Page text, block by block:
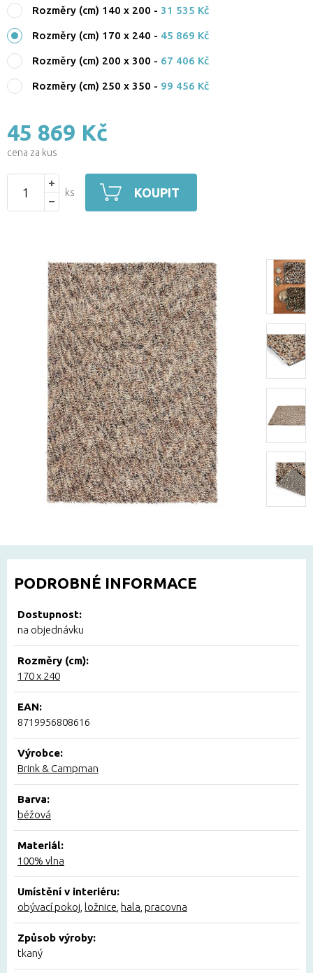
Rozměry (cm) 140 x 200 - 31 535 Kč
Rozměry (cm) 170 x 240 - 45 869 Kč
Rozměry (cm) 200 x 300 - 67 406 Kč
Rozměry (cm) 250 x 350 - 99 456 Kč
45 869 Kč
cena za kus
ks KOUPIT
PODROBNÉ INFORMACE
Dostupnost:
na objednávku
Rozměry (cm):
170 x 240
EAN:
8719956808616
Výrobce:
Brink & Campman
Barva:
béžová
Materiál:
100% vlna
Umístění v interiéru:
obývací pokoj ložnice hala pracovna
Způsob výroby:
tkaný